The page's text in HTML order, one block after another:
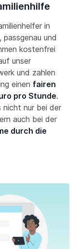
in
und
kostenfrei
unser
und zahlen
einen fairen
pro Stunde.
nicht nur bei der
auch bei der
durch die